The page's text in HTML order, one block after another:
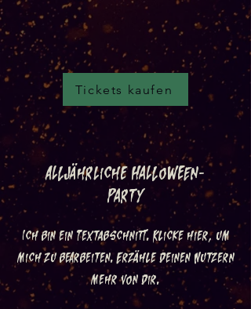
Tickets kaufen
Alljährliche Halloween-
Party
Ich bin ein Textabschnitt. Klicke hier, um
mich zu bearbeiten. Erzähle deinen Nutzern
mehr von dir.